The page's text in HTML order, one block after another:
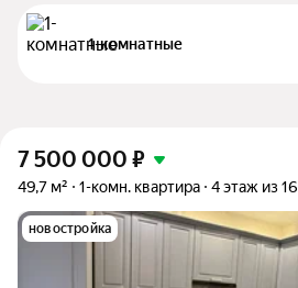
1-комнатные
7 500 000 ₽
49,7 м² 1-комн. квартира 4 этаж из 16
новостройка